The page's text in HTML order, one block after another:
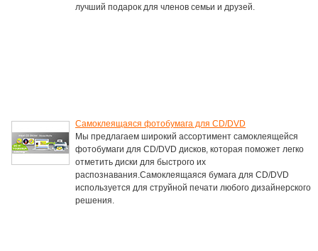
лучший подарок для членов семьи и друзей.
Самоклеящаяся фотобумага для CD/DVD
Мы предлагаем широкий ассортимент самоклеящейся
фотобумаги для CD/DVD дисков, которая поможет легко
отметить диски для быстрого их
распознавания.Самоклеящаяся бумага для CD/DVD
используется для струйной печати любого дизайнерского
решения.